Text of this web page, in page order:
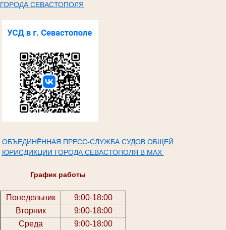
ГОРОДА СЕВАСТОПОЛЯ
ОБЪЕДИНЁННАЯ ПРЕСС-СЛУЖБА СУДОВ ОБЩЕЙ
ЮРИСДИКЦИИ ГОРОДА СЕВАСТОПОЛЯ В МАХ
График работы
Понедельник
9:00-18:00
Вторник
9:00-18:00
Среда
9:00-18:00